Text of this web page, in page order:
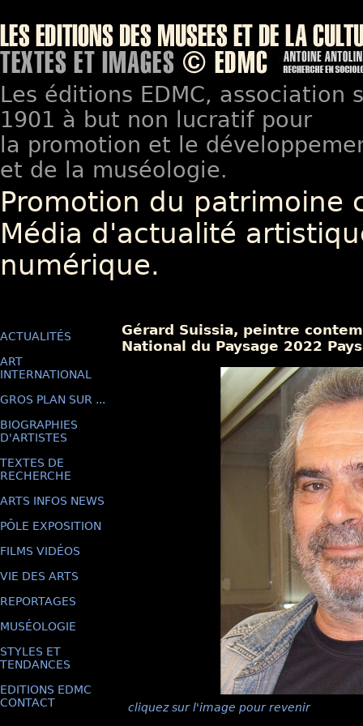
Les éditions EDMC, association
1901 à but non lucratif pour
la promotion et le
et de la muséologie.
Promotion du patrimoine
Média d'actualité
numérique.
ACTUALITÉS
ART
INTERNATIONAL
GROS PLAN SUR ...
BIOGRAPHIES
D'ARTISTES
TEXTES DE
RECHERCHE
ARTS INFOS NEWS
PÔLE EXPOSITION
FILMS VIDÉOS
VIE DES ARTS
REPORTAGES
MUSÉOLOGIE
STYLES ET
TENDANCES
EDITIONS EDMC
CONTACT
Gérard Suissia, peintre
National du Paysage 2022
cliquez sur l'image pour revenir